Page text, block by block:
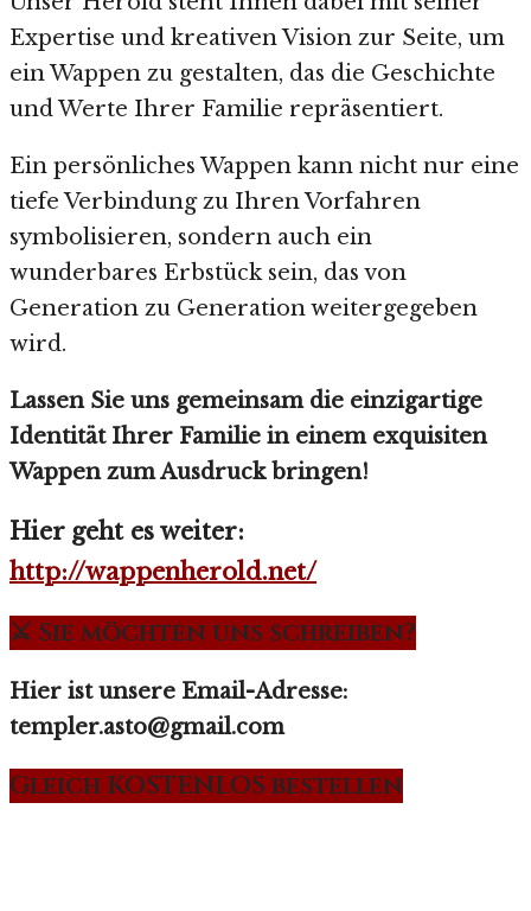
Expertise und kreativen Vision zur Seite, um
ein Wappen zu gestalten, das die Geschichte
und Werte Ihrer Familie repräsentiert.
Ein persönliches Wappen kann nicht nur eine
tiefe Verbindung zu Ihren Vorfahren
symbolisieren, sondern auch ein
wunderbares Erbstück sein, das von
Generation zu Generation weitergegeben
wird.
Lassen Sie uns gemeinsam die einzigartige
Identität Ihrer Familie in einem exquisiten
Wappen zum Ausdruck bringen!
Hier geht es weiter:
http://wappenherold.net/
⚔️ Sie möchten uns schreiben?
Hier ist unsere Email-Adresse:
templer.asto@gmail.com
Gleich KOSTENLOS bestellen